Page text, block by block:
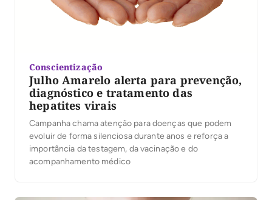
Conscientização
Julho Amarelo alerta para prevenção,
diagnóstico e tratamento das
hepatites virais
Campanha chama atenção para doenças que podem
evoluir de forma silenciosa durante anos e reforça a
importância da testagem, da vacinação e do
acompanhamento médico